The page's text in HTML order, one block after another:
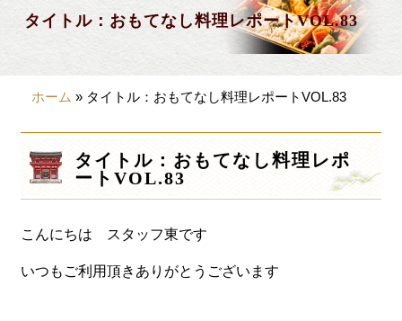
タイトル：おもてなし料理レポートVOL.83
観光・行楽
価格から選ぶ
~999円
ホーム » タイトル：おもてなし料理レポートVOL.83
タイトル：おもてなし料理レポ
ートVOL.83
こんにちは スタッフ東です
いつもご利用頂きありがとうございます